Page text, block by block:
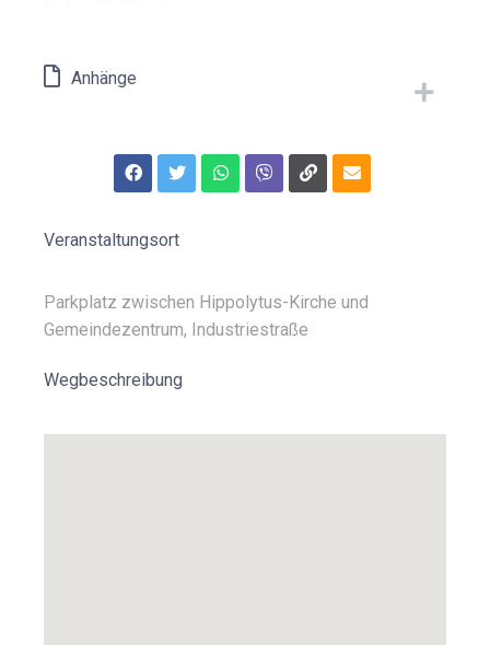
Anhänge
Veranstaltungsort
Parkplatz zwischen Hippolytus-Kirche und
Gemeindezentrum, Industriestraße
Wegbeschreibung